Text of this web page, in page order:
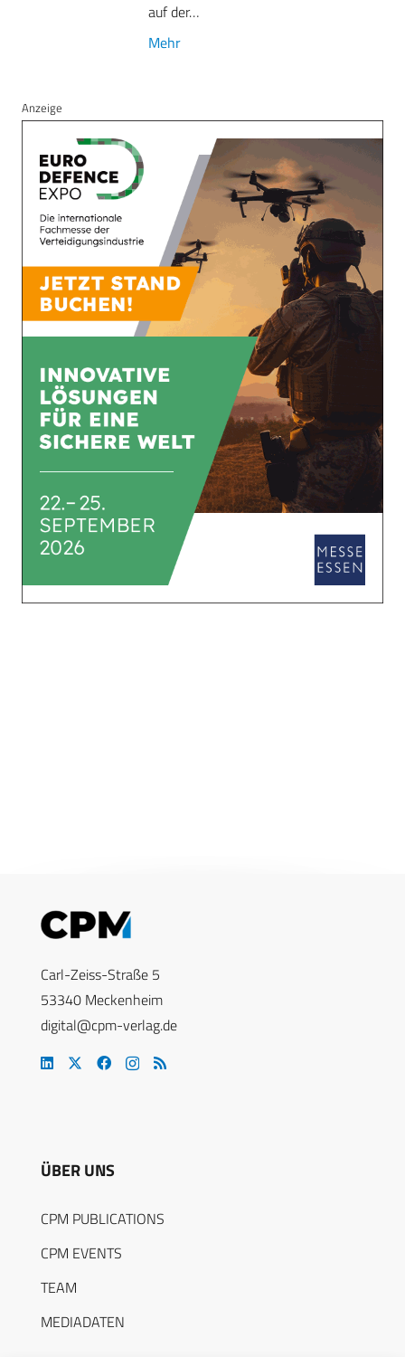
auf der…
Mehr
Anzeige
Carl-Zeiss-Straße 5
53340 Meckenheim
digital@cpm-verlag.de
ÜBER UNS
CPM PUBLICATIONS
CPM EVENTS
TEAM
MEDIADATEN